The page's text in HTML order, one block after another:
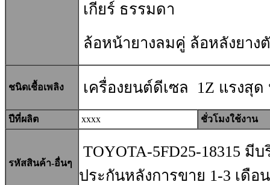
เกียร์ ธรรมดา
ล้อหน้ายางลมคู่ ล้อหลังยาง
ชนิดเชื้อเพลิง เครื่องยนต์ดีเซล 1Z แรงสุ
ปีที่ผลิต xxxx ชั่วโมงใช้งาน
รหัสสินค้า-อื่นๆ
TOYOTA-5FD25-18315 มี
ประกันหลังการขาย 1-3 เดือน